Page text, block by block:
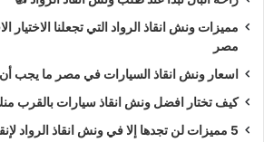
مميزات ونش انقاذ الرواد التي تجعلنا الاختيار
مصر
اسعار ونش انقاذ السيارات في مصر ما يجب أن
كيف تختار افضل ونش انقاذ سيارات بالقرب
5 مميزات لن تجدها إلا في ونش انقاذ الرواد لإنقاذ السيارات !